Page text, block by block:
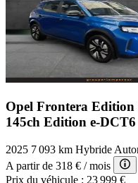
Opel Frontera Edition
145ch Edition e-DCT6
2025 7 093 km Hybride
A partir de 318 € / mois
Prix du véhicule : 23 999 €